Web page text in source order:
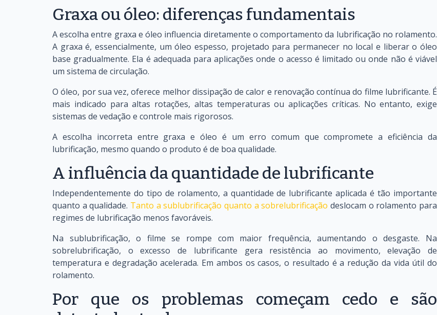
Graxa ou óleo: diferenças fundamentais
A escolha entre graxa e óleo influencia diretamente o comportamento da lubrificação no rolamento.
A graxa é, essencialmente, um óleo espesso, projetado para permanecer no local e liberar o óleo
base gradualmente. Ela é adequada para aplicações onde o acesso é limitado ou onde não é viável
um sistema de circulação.
O óleo, por sua vez, oferece melhor dissipação de calor e renovação contínua do filme lubrificante. É
mais indicado para altas rotações, altas temperaturas ou aplicações críticas. No entanto, exige
sistemas de vedação e controle mais rigorosos.
A escolha incorreta entre graxa e óleo é um erro comum que compromete a eficiência da
lubrificação, mesmo quando o produto é de boa qualidade.
A influência da quantidade de lubrificante
Independentemente do tipo de rolamento, a quantidade de lubrificante aplicada é tão importante
quanto a qualidade. Tanto a sublubrificação quanto a sobrelubrificação deslocam o rolamento para
regimes de lubrificação menos favoráveis.
Na sublubrificação, o filme se rompe com maior frequência, aumentando o desgaste. Na
sobrelubrificação, o excesso de lubrificante gera resistência ao movimento, elevação de
temperatura e degradação acelerada. Em ambos os casos, o resultado é a redução da vida útil do
rolamento.
Por que os problemas começam cedo e são